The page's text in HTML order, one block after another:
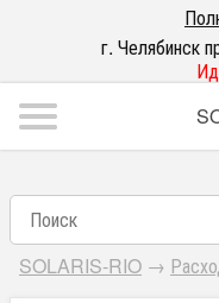
г. Челябинск
SOLARIS-RIO →